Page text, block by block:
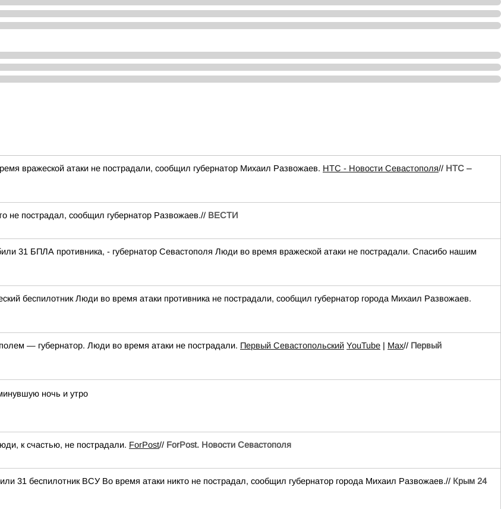
вражеской атаки не пострадали, сообщил губернатор Михаил Развожаев. НТС - Новости Севастополя// НТС –
не пострадал, сообщил губернатор Развожаев.// ВЕСТИ
31 БПЛА противника, - губернатор Севастополя Люди во время вражеской атаки не пострадали. Спасибо нашим
беспилотник Люди во время атаки противника не пострадали, сообщил губернатор города Михаил Развожаев.
— губернатор. Люди во время атаки не пострадали. Первый Севастопольский YouTube | Max// Первый
ночь и утро
к счастью, не пострадали. ForPost// ForPost. Новости Севастополя
31 беспилотник ВСУ Во время атаки никто не пострадал, сообщил губернатор города Михаил Развожаев.// Крым 24